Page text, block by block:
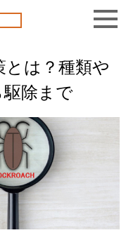
は？種類や
除まで